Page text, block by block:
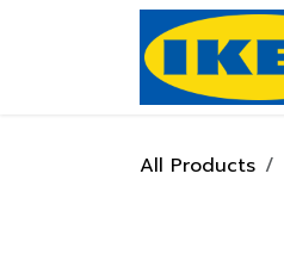
Skip to Content
All Products